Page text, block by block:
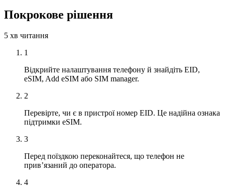
Покрокове рішення
5 хв читання
1
Відкрийте налаштування телефону й знайдіть EID,
eSIM, Add eSIM або SIM manager.
2
Перевірте, чи є в пристрої номер EID. Це надійна ознака
підтримки eSIM.
3
Перед поїздкою переконайтеся, що телефон не
прив’язаний до оператора.
4